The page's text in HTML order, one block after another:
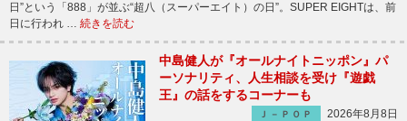
日”という「888」が並ぶ“超八（スーパーエイト）の日”。SUPER EIGHTは、前
日に行われ … 続きを読む
中島健人が『オールナイトニッポン』パ
ーソナリティ、人生相談を受け『遊戯
王』の話をするコーナーも
Ｊ－ＰＯＰ
2026年8月8日